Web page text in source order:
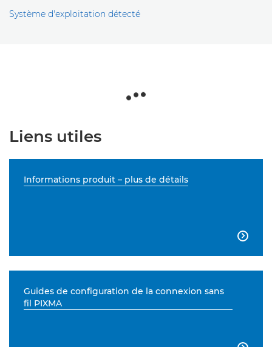
Système d'exploitation détecté
Liens utiles
Informations produit – plus de détails

Guides de configuration de la connexion sans
fil PIXMA